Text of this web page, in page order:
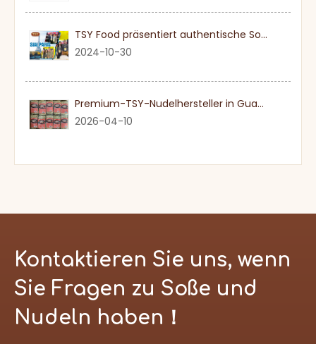
TSY Food präsentiert authentische Sojasauce auf der SIAL PARIS 2024
2024-10-30
Premium-TSY-Nudelhersteller in Guangdong
2026-04-10
Kontaktieren Sie uns, wenn
Sie Fragen zu Soße und
Nudeln haben！